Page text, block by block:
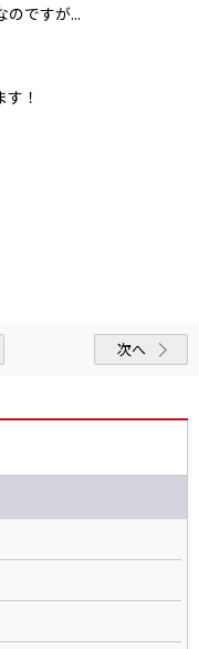
のですが...
！
次へ